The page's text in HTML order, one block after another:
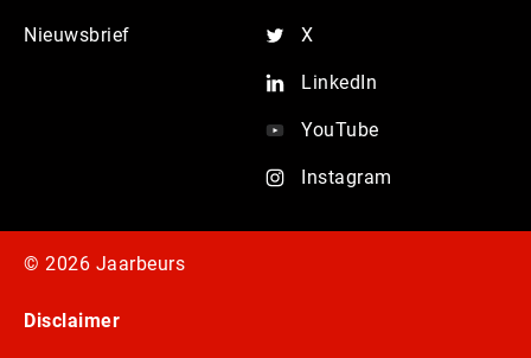
Nieuwsbrief X
LinkedIn
YouTube
Instagram
© 2026 Jaarbeurs
Disclaimer